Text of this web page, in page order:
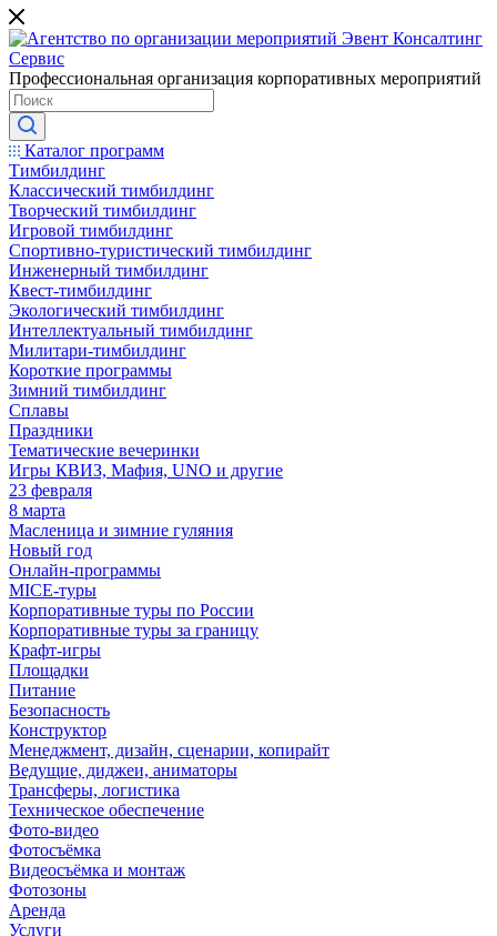
Профессиональная организация корпоративных мероприятий
Каталог программ
Тимбилдинг
Классический тимбилдинг
Творческий тимбилдинг
Игровой тимбилдинг
Спортивно-туристический тимбилдинг
Инженерный тимбилдинг
Квест-тимбилдинг
Экологический тимбилдинг
Интеллектуальный тимбилдинг
Милитари-тимбилдинг
Короткие программы
Зимний тимбилдинг
Сплавы
Праздники
Тематические вечеринки
Игры КВИЗ, Мафия, UNO и другие
23 февраля
8 марта
Масленица и зимние гуляния
Новый год
Онлайн-программы
MICE‑туры
Корпоративные туры по России
Корпоративные туры за границу
Крафт-игры
Площадки
Питание
Безопасность
Конструктор
Менеджмент, дизайн, сценарии, копирайт
Ведущие, диджеи, аниматоры
Трансферы, логистика
Техническое обеспечение
Фото-видео
Фотосъёмка
Видеосъёмка и монтаж
Фотозоны
Аренда
Услуги